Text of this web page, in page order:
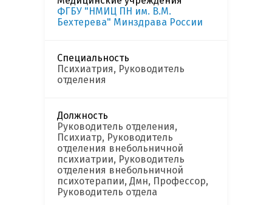
ФГБУ "НМИЦ ПН им. В.М.
Бехтерева" Минздрава России
Специальность
Психиатрия, Руководитель
отделения
Должность
Руководитель отделения,
Психиатр, Руководитель
отделения внебольничной
психиатрии, Руководитель
отделения внебольничной
психотерапии, Дмн, Профессор,
Руководитель отдела